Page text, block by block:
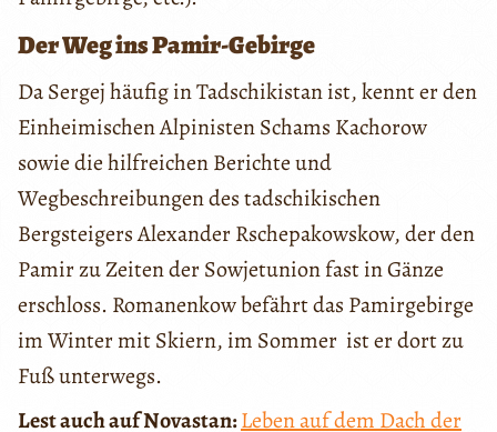
Der Weg ins Pamir-Gebirge
Da Sergej häufig in Tadschikistan ist, kennt er den
Einheimischen Alpinisten Schams Kachorow
sowie die hilfreichen Berichte und
Wegbeschreibungen des tadschikischen
Bergsteigers Alexander Rschepakowskow, der den
Pamir zu Zeiten der Sowjetunion fast in Gänze
erschloss. Romanenkow befährt das Pamirgebirge
im Winter mit Skiern, im Sommer ist er dort zu
Fuß unterwegs.
Lest auch auf Novastan:Leben auf dem Dach der